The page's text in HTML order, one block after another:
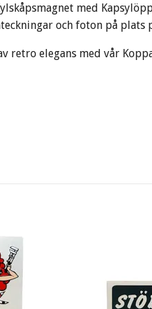
med
och foton på
retro elegans med vår